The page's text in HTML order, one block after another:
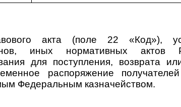
акта (поле 22 «Код»),
иных нормативных актов
для поступления, возврата
распоряжение
Федеральным казначейством.